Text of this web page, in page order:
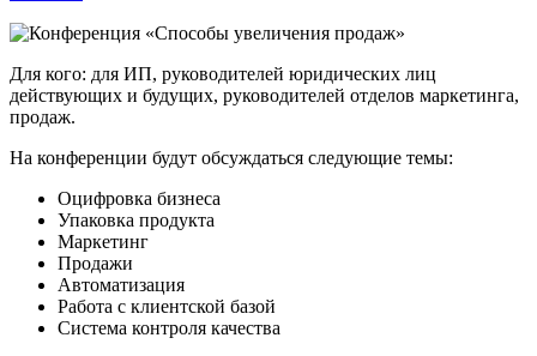
Для кого: для ИП, руководителей юридических лиц
действующих и будущих, руководителей отделов маркетинга,
продаж.
На конференции будут обсуждаться следующие темы:
Оцифровка бизнеса
Упаковка продукта
Маркетинг
Продажи
Автоматизация
Работа с клиентской базой
Система контроля качества